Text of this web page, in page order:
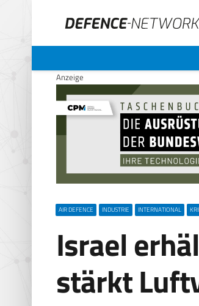
Anzeige
AIR DEFENCE INDUSTRIE INTERNATIONAL
Israel
stärkt